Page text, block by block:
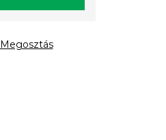
Megosztás